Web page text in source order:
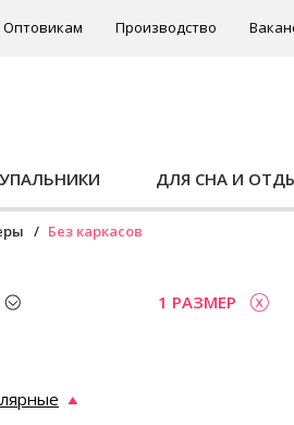
Оптовикам Производство
ДЛЯ СНА И
Без каркасов
1 РАЗМЕР